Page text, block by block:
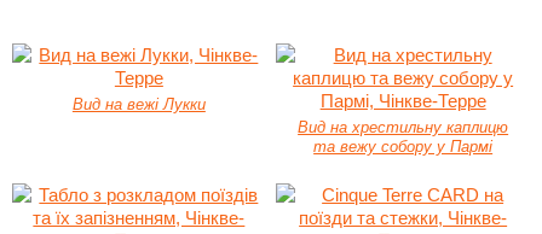
Вид на вежі Лукки
Вид на хрестильну каплицю
та вежу собору у Пармі